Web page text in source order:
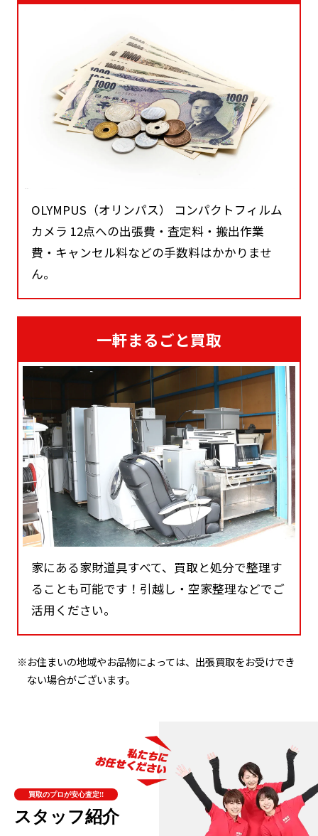
OLYMPUS（オリンパス） コンパクトフィルム
カメラ 12点への出張費・査定料・搬出作業
費・キャンセル料などの手数料はかかりませ
ん。
一軒まるごと買取
家にある家財道具すべて、買取と処分で整理す
ることも可能です！引越し・空家整理などでご
活用ください。
※お住まいの地域やお品物によっては、出張買取をお受けでき
ない場合がございます。
買取のプロが安心査定!!
スタッフ紹介